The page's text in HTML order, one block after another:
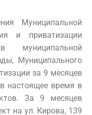
Муниципальной
и приватизации
муниципальной
Муниципального
за 9 месяцев
настоящее время в
За 9 месяцев
на ул. Кирова, 139